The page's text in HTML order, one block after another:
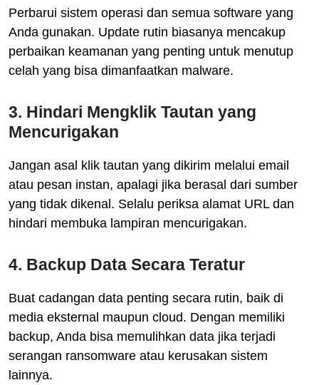
Perbarui sistem operasi dan semua software yang
Anda gunakan. Update rutin biasanya mencakup
perbaikan keamanan yang penting untuk menutup
celah yang bisa dimanfaatkan malware.
3. Hindari Mengklik Tautan yang
Mencurigakan
Jangan asal klik tautan yang dikirim melalui email
atau pesan instan, apalagi jika berasal dari sumber
yang tidak dikenal. Selalu periksa alamat URL dan
hindari membuka lampiran mencurigakan.
4. Backup Data Secara Teratur
Buat cadangan data penting secara rutin, baik di
media eksternal maupun cloud. Dengan memiliki
backup, Anda bisa memulihkan data jika terjadi
serangan ransomware atau kerusakan sistem
lainnya.